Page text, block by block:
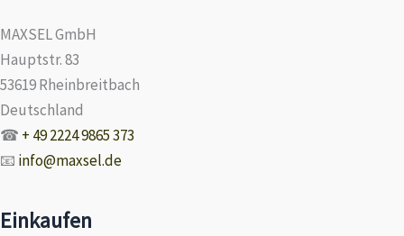
MAXSEL GmbH
Hauptstr. 83
53619 Rheinbreitbach
Deutschland
☎ + 49 2224 9865 373
📧 info@maxsel.de
Einkaufen